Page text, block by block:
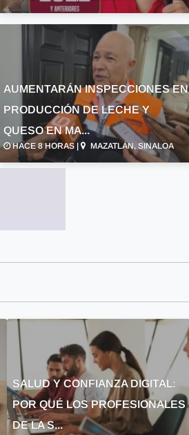
AUMENTARÁN INSPECCIONES EN
PRODUCCIÓN DE LECHE Y
QUESO EN MA...
HACE 8 HORAS | MAZATLÁN, SINALOA
SALUD Y CONFIANZA DIGITAL:
POR QUÉ LOS PROFESIONALES
DE LA S...